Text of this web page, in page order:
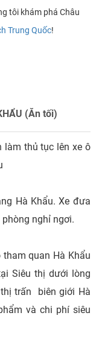
tôi khám phá Châu
Trung Quốc!
(Ăn tối)
thủ tục lên xe ô
Hà Khẩu. Xe đưa
nghỉ ngơi.
quan Hà Khẩu
Siêu thị dưới lòng
trấn biên giới Hà
và chi phí siêu